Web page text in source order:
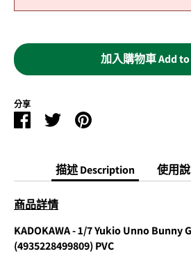
加入購物車 Add
分享
FacebookTwitterPinterest
描述 Description
使用
商品詳情
KADOKAWA - 1/7 Yukio Unno Bunny
(4935228499809) PVC